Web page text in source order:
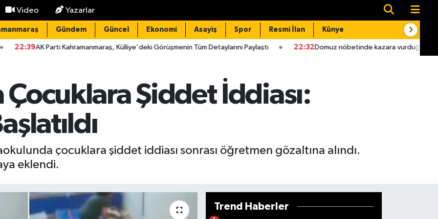
Video Yazarlar
Gündem Güncel Ekonomi Asayiş Spor Resmi İlan Künye
Kahramanmaraş, Külliye'deki Görüşmenin Tüm Detaylarını Paylaştı 22:32Domuz nöbetinde kazara vurduğu babası hastanede
Şiddet İddiası:
çocuklara şiddet iddiası sonrası öğretmen gözaltına alındı.
eklendi.
Trend Haberler